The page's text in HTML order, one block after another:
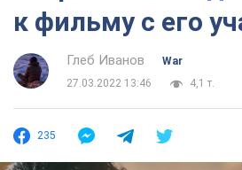
к фильму с его
Глеб Иванов
War
27.03.2022 13:46
4,1 т.
235